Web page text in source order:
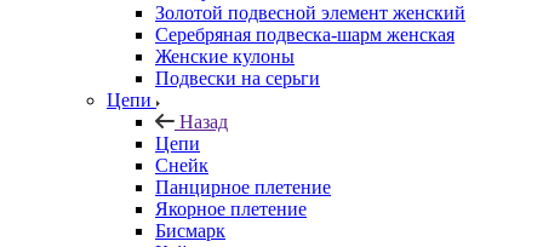
Золотой подвесной элемент женcкий
Серебряная подвеска-шарм женская
Женские кулоны
Подвески на серьги
Цепи
Назад
Цепи
Снейк
Панцирное плетение
Якорное плетение
Бисмарк